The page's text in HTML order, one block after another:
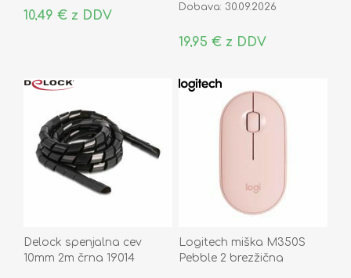
10,49 € z DDV
Dobava: 30.09.2026
19,95 € z DDV
Delock spenjalna cev
10mm 2m črna 19014
Logitech miška M350S
Pebble 2 brezžična